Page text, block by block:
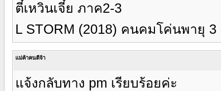
ตี๋เหวินเจี๋ย ภาค2-3
L STORM (2018) คนคมโค่นพายุ
แม่ค้าคนดีจ้า
แจ้งกลับทาง pm เรียบร้อยค่ะ